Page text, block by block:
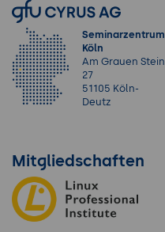
Seminarzentrum
Köln
Am Grauen Stein
27
51105 Köln-
Deutz
Mitgliedschaften